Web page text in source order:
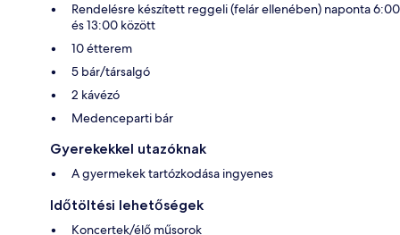
Rendelésre készített reggeli (felár ellenében) naponta 6:00
és 13:00 között
10 étterem
5 bár/társalgó
2 kávézó
Medenceparti bár
Gyerekekkel utazóknak
A gyermekek tartózkodása ingyenes
Időtöltési lehetőségek
Koncertek/élő műsorok